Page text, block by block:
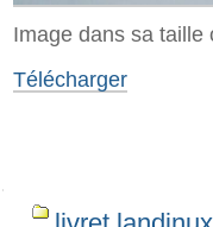
Image dans sa taille
Télécharger
Navigation